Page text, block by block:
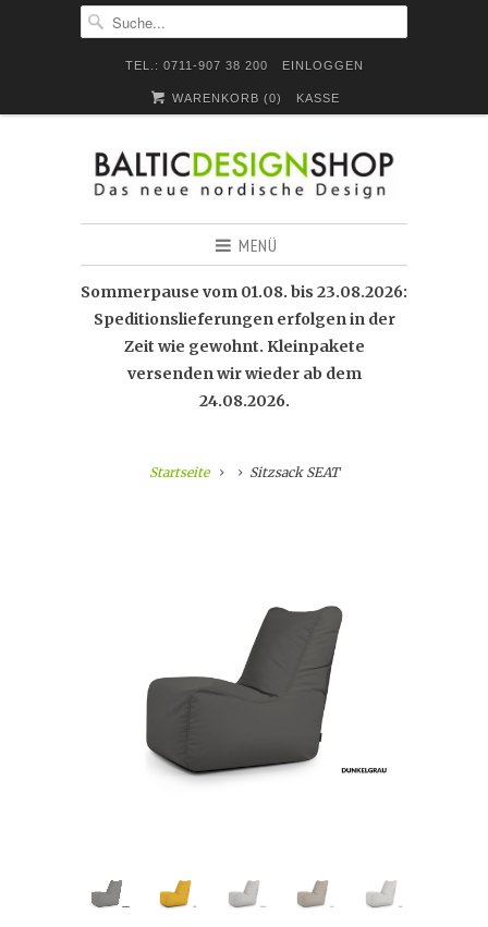
TEL.: 0711-907 38 200 EINLOGGEN
WARENKORB (0) KASSE
MENÜ
Sommerpause vom 01.08. bis 23.08.2026:
Speditionslieferungen erfolgen in der
Zeit wie gewohnt. Kleinpakete
versenden wir wieder ab dem
24.08.2026.
Startseite Sitzsack SEAT